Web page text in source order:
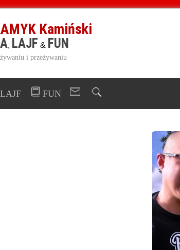
Kamiński
, LAJF & FUN
i przeżywaniu
LAJF FUN